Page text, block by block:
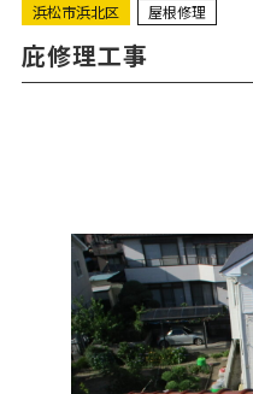
浜松市浜北区 屋根修理
庇修理工事